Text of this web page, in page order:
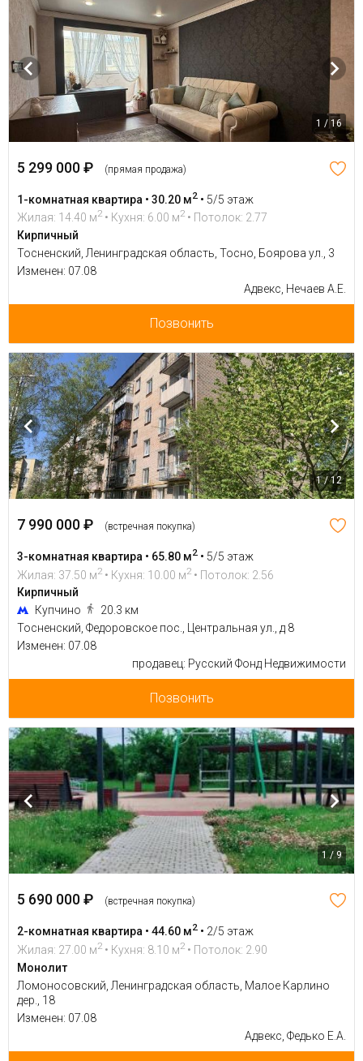
1 / 16
5 299 000 ₽ (прямая продажа)
1-комнатная квартира • 30.20 м2 • 5/5 этаж
Жилая: 14.40 м2 • Кухня: 6.00 м2 • Потолок: 2.77
Кирпичный
Тосненский, Ленинградская область, Тосно, Боярова ул., 3
Изменен: 07.08
Адвекс, Нечаев А.Е.
Позвонить
1 / 12
7 990 000 ₽ (встречная покупка)
3-комнатная квартира • 65.80 м2 • 5/5 этаж
Жилая: 37.50 м2 • Кухня: 10.00 м2 • Потолок: 2.56
Кирпичный
Купчино
20.3 км
Тосненский, Федоровское пос., Центральная ул., д 8
Изменен: 07.08
продавец: Русский Фонд Недвижимости
Позвонить
1 / 9
5 690 000 ₽ (встречная покупка)
2-комнатная квартира • 44.60 м2 • 2/5 этаж
Жилая: 27.00 м2 • Кухня: 8.10 м2 • Потолок: 2.90
Монолит
Ломоносовский, Ленинградская область, Малое Карлино
дер., 18
Изменен: 07.08
Адвекс, Федько Е.А.